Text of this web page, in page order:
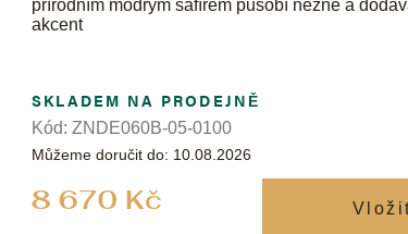
přírodním modrým safírem působí něžně a
akcent
8 670 Kč
SKLADEM NA PRODEJNĚ
Můžeme doručit do: 10.08.2026
Kód: ZNDE060B-05-0100